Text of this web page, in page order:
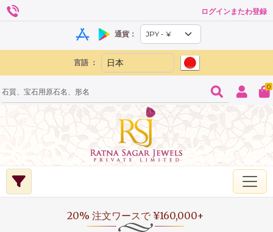
ログインまたわ登録
通貨：
言語 ：
0
20% 注文ワースで ¥160,000+